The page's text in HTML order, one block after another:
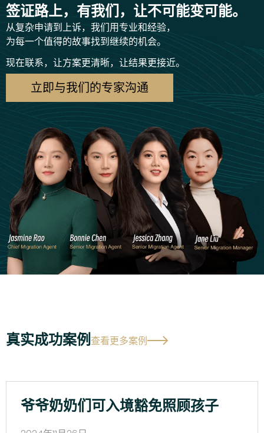
签证路上，有我们，让不可能变可能。
从复杂申请到上诉，我们用专业和经验，
为每一个值得的故事找到继续的机会。
现在联系，让方案更清晰，让结果更接近。
立即与我们的专家沟通
真实成功案例查看更多案例
爷爷奶奶们可入境豁免照顾孩子